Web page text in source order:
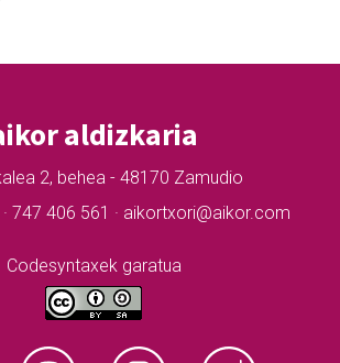
aldizkaria
2, behea - 48170 Zamudio
747 406 561 · aikortxori@aikor.com
Codesyntaxek garatua